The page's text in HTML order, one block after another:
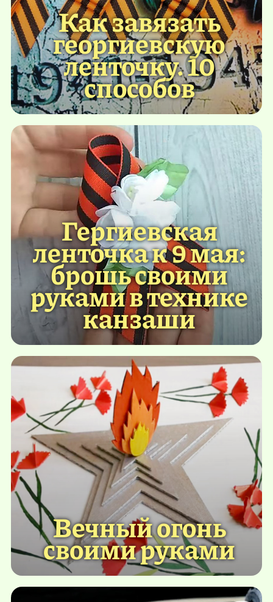
Как завязать
георгиевскую
ленточку. 10
способов
Гергиевская
ленточка к 9 мая:
брошь своими
руками в технике
канзаши
Вечный огонь
своими руками